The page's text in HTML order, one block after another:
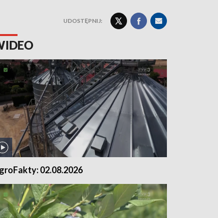
UDOSTĘPNIJ:
02.08.2026